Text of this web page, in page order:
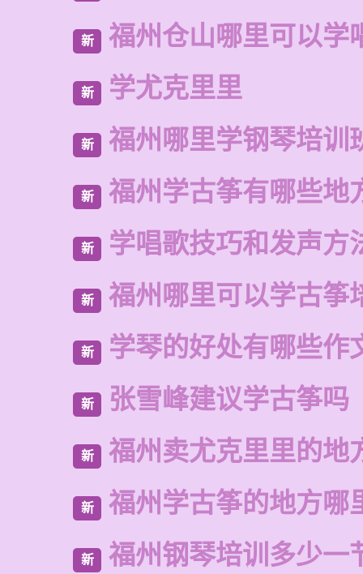
新 福州仓山哪里可以学
新 学尤克里里
新 福州哪里学钢琴培训
新 福州学古筝有哪些地
新 学唱歌技巧和发声方
新 福州哪里可以学古筝
新 学琴的好处有哪些作
新 张雪峰建议学古筝吗
新 福州卖尤克里里的地
新 福州学古筝的地方哪
新 福州钢琴培训多少一